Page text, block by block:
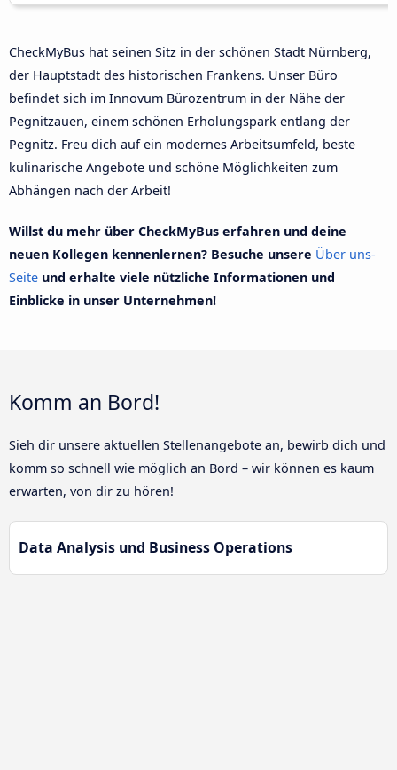
CheckMyBus hat seinen Sitz in der schönen Stadt Nürnberg,
der Hauptstadt des historischen Frankens. Unser Büro
befindet sich im Innovum Bürozentrum in der Nähe der
Pegnitzauen, einem schönen Erholungspark entlang der
Pegnitz. Freu dich auf ein modernes Arbeitsumfeld, beste
kulinarische Angebote und schöne Möglichkeiten zum
Abhängen nach der Arbeit!
Willst du mehr über CheckMyBus erfahren und deine
neuen Kollegen kennenlernen? Besuche unsere Über uns-
Seite und erhalte viele nützliche Informationen und
Einblicke in unser Unternehmen!
Komm an Bord!
Sieh dir unsere aktuellen Stellenangebote an, bewirb dich und
komm so schnell wie möglich an Bord – wir können es kaum
erwarten, von dir zu hören!
Data Analysis und Business Operations